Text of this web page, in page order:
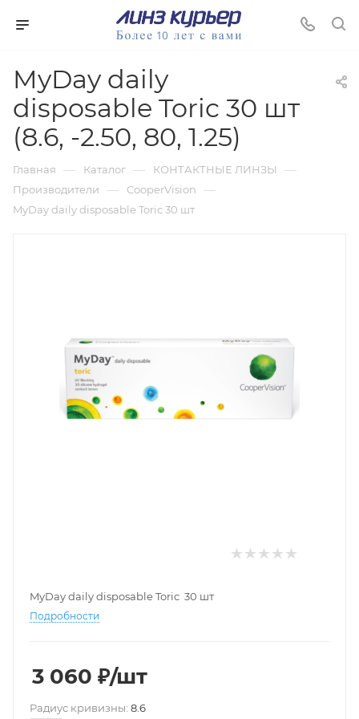
MyDay daily
disposable Toric 30 шт
(8.6, -2.50, 80, 1.25)
Главная — Каталог — КОНТАКТНЫЕ ЛИНЗЫ —
Производители — CooperVision —
MyDay daily disposable Toric 30 шт
MyDay daily disposable Toric 30 шт
Подробности
3 060 ₽/шт
Pадиус кривизны: 8.6